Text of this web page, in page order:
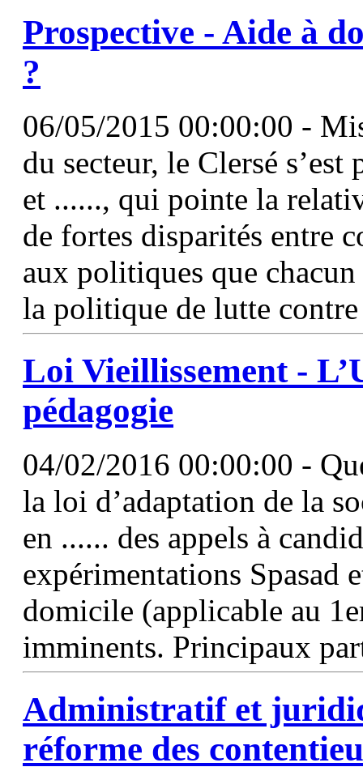
Prospective - Aide à
?
06/05/2015 00:00:00 -
du secteur, le Clersé
et ......, qui pointe la
de fortes disparités entre
aux politiques que
la politique de lutte
Loi Vieillissement -
pédagogie
04/02/2016 00:00:00 -
la loi d’adaptation de la
en ...... des appels à
expérimentations Spasad
domicile (applicable au
imminents. Principaux
Administratif et
réforme des